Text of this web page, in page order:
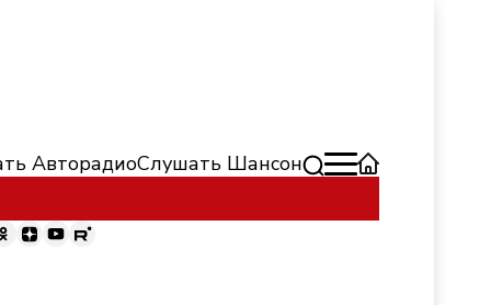
АвторадиоСлушать Шансон